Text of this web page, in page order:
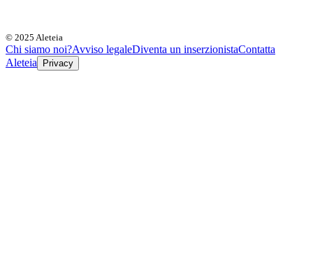
© 2025 Aleteia
Chi siamo noi?Avviso legaleDiventa un inserzionistaContatta
Aleteia
Privacy